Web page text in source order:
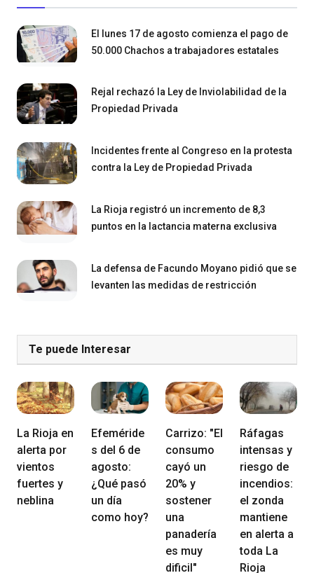
El lunes 17 de agosto comienza el pago de
50.000 Chachos a trabajadores estatales
Rejal rechazó la Ley de Inviolabilidad de la
Propiedad Privada
Incidentes frente al Congreso en la protesta
contra la Ley de Propiedad Privada
La Rioja registró un incremento de 8,3
puntos en la lactancia materna exclusiva
La defensa de Facundo Moyano pidió que se
levanten las medidas de restricción
Te puede Interesar
La Rioja en
alerta por
vientos
fuertes y
neblina
Efeméride
s del 6 de
agosto:
¿Qué pasó
un día
como hoy?
Carrizo: "El
consumo
cayó un
20% y
sostener
una
panadería
es muy
dificil"
Ráfagas
intensas y
riesgo de
incendios:
el zonda
mantiene
en alerta a
toda La
Rioja